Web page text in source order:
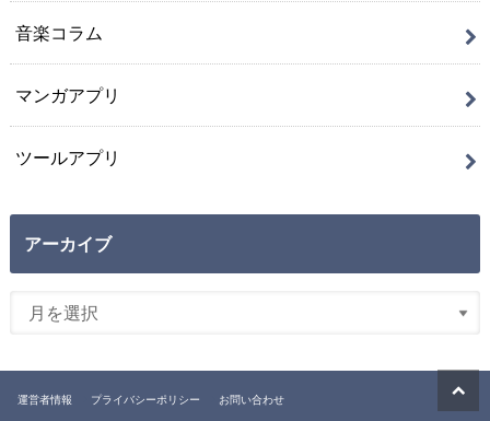
音楽コラム
マンガアプリ
ツールアプリ
アーカイブ
運営者情報 プライバシーポリシー お問い合わせ